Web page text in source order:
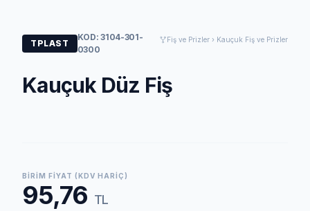
TPLAST
KOD: 3104-301-
0300
Fiş ve Prizler › Kauçuk Fiş ve Prizler
Kauçuk Düz Fiş
BIRIM FIYAT (KDV HARIÇ)
95,76 TL